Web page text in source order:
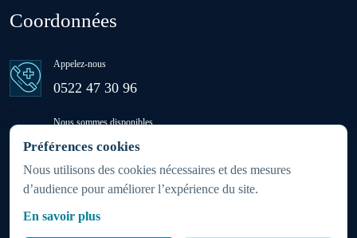
Préférences cookies
Nous utilisons des cookies nécessaires et des mesures
d’audience pour améliorer l’expérience du site.
En savoir plus
Ras El Aïn
Sidi Rahhal Chataï
Coordonnées
Appelez-nous
0522 47 30 96
Nous sommes disponibles
24h/24 - 7j/7
(week-ends et jours fériés inclus)
Partout au Maroc 24h/7j